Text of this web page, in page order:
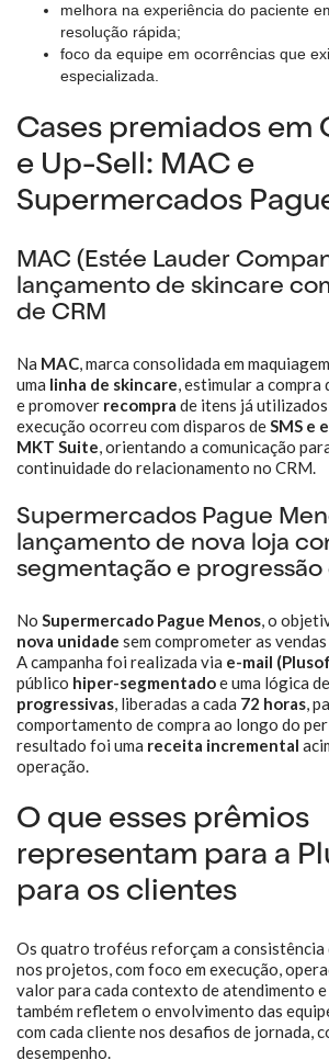
melhora na experiência do paciente
resolução rápida;
foco da equipe em ocorrências que
especializada.
Cases premiados em
e Up-Sell: MAC e
Supermercados
MAC (Estée Lauder
lançamento de skincare
de CRM
Na MAC, marca consolidada em
uma linha de skincare, estimular a
e promover recompra de itens já
execução ocorreu com disparos deSMS e
MKT Suite, orientando a comunicação
continuidade do relacionamento no CRM.
Supermercados Pague
lançamento de nova loja
segmentação e
No Supermercado Pague Menos, o
nova unidade sem comprometer as
A campanha foi realizada via e-mail
público hiper-segmentadoe uma lógica de
progressivas, liberadas a cada 72 horas,
comportamento de compra ao longo do
resultado foi uma receita incremental
operação.
O que esses prêmios
representam para a
para os clientes
Os quatro troféus reforçam a
nos projetos, com foco em execução,
valor para cada contexto de atendimento
também refletem o envolvimento das
com cada cliente nos desafios de jornada,
desempenho.